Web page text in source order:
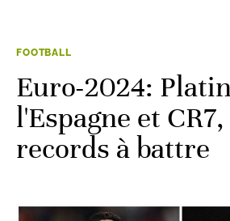
FOOTBALL
Euro-2024:
l'Espagne et
records à battre